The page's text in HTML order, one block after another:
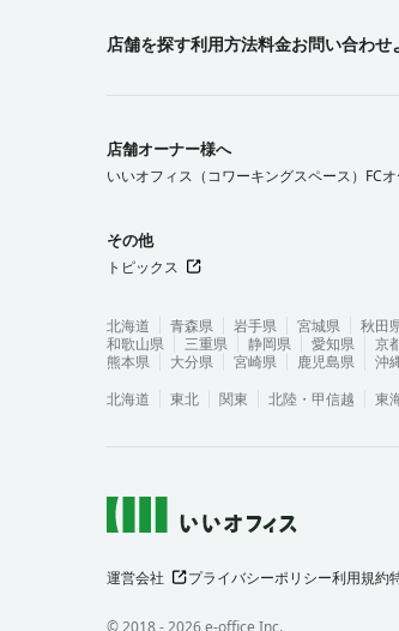
店舗を探す利用方法料金お問い合わせ
店舗オーナー様へ
いいオフィス（コワーキングスペース）FC
その他
トピックス
北海道 青森県 岩手県 宮城県 秋田
和歌山県
三重県 静岡県 愛知県 京
熊本県
大分県 宮崎県 鹿児島県 沖
北海道
東北 関東 北陸・甲信越 東
運営会社 プライバシーポリシー利用規約
©︎ 2018 - 2026e-office Inc.